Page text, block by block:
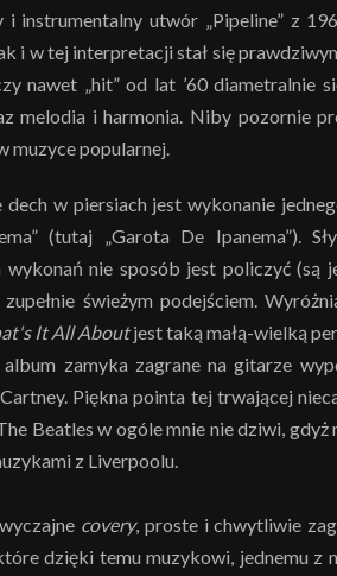
i instrumentalny utwór „Pipeline” z
i w tej interpretacji stał się
nawet „hit” od lat ’60 diametralnie
melodia i harmonia. Niby pozornie
muzyce popularnej.
dech w piersiach jest wykonanie
(tutaj „Garota De Ipanema”).
wykonań nie sposób jest policzyć (są
świeżym podejściem.
It All Aboutjest taką małą-wielką
zamyka zagrane na gitarze
Piękna pointa tej trwającej
Beatles w ogóle mnie nie dziwi,
z Liverpoolu.
covery, proste i chwytliwie
dzięki temu muzykowi, jednemu z